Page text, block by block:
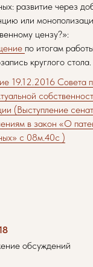
развитие через
или
цензу?»:
по итогам
круглого стола.
19.12.2016 Совета
(Выступление
в закон «О
с 08м.40с )
обсуждений